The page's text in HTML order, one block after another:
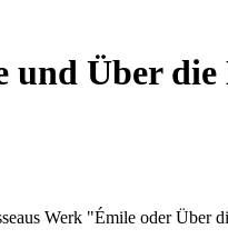
und Über
Werk "Émile oder Über